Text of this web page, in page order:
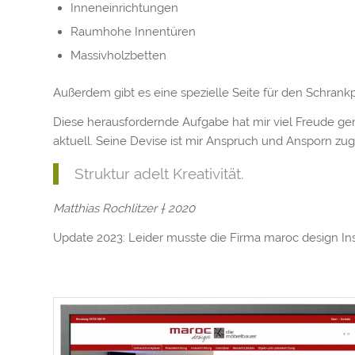
Inneneinrichtungen
Raumhohe Innentüren
Massivholzbetten
Außerdem gibt es eine spezielle Seite für den
Diese herausfordernde Aufgabe hat mir viel Freude
aktuell. Seine Devise ist mir Anspruch und Ansporn
Struktur adelt Kreativität.
Matthias Rochlitzer † 2020
Update 2023: Leider musste die Firma maroc design